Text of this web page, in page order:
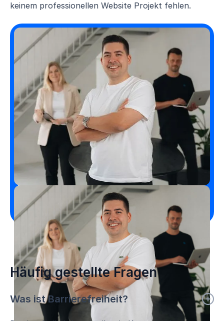
keinem professionellen Website Projekt fehlen.
Professionelle Website
erstellen lassen
Kostenloses Erstgespräch vereinbaren
Ruf an
Häufig gestellte Fragen
Was ist Barrierefreiheit?